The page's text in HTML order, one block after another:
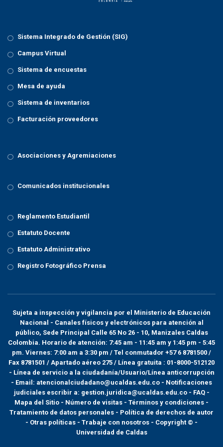
Sistema Integrado de Gestión (SIG)
Campus Virtual
Sistema de encuestas
Mesa de ayuda
Sistema de inventarios
Facturación proveedores
Asociaciones y Agremiaciones
Comunicados institucionales
Reglamento Estudiantil
Estatuto Docente
Estatuto Administrativo
Registro Fotográfico Prensa
Sujeta a inspección y vigilancia por el Ministerio de Educación
Nacional - Canales físicos y electrónicos para atención al
público, Sede Principal Calle 65 No 26 - 10, Manizales Caldas
Colombia. Horario de atención: 7:45 am - 11:45 am y 1:45 pm - 5:45
pm. Viernes: 7:00 am a 3:30 pm / Tel conmutador +57 6 8781500 /
Fax 8781501 / Apartado aéreo 275 / Línea gratuita : 01-8000-512120
- Línea de servicio a la ciudadanía/Usuario/Línea anticorrupción
- Email: atencionalciudadano@ucaldas.edu.co - Notificaciones
judiciales escribir a: gestion.juridica@ucaldas.edu.co - FAQ -
Mapa del Sitio - Número de visitas - Términos y condiciones -
Tratamiento de datos personales - Política de derechos de autor
- Otras políticas - Trabaje con nosotros - Copyright © -
Universidad de Caldas